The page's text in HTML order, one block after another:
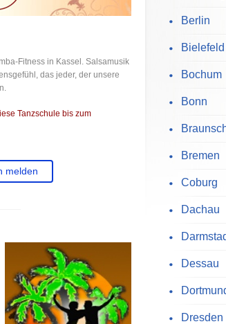
Fitness in Kassel. Salsamusik
das jeder, der unsere
Tanzschule bis zum
melden
Berlin
Bielefeld
Bochum
Bonn
Bremen
Coburg
Dachau
Dessau
Dresden